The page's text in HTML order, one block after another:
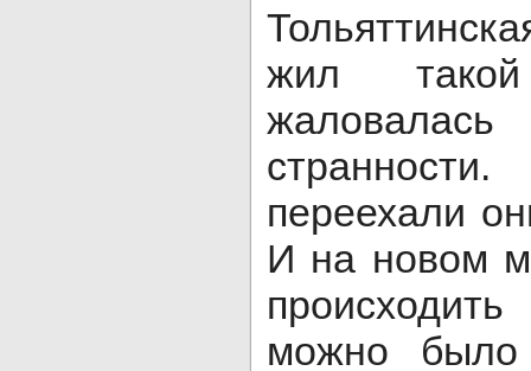
жил
переехали
И на новом
можно было